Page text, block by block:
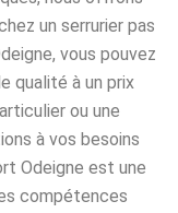
un serrurier pas
vous pouvez
qualité à un prix
ou une
à vos besoins
Odeigne est une
compétences